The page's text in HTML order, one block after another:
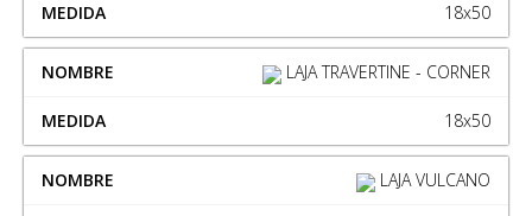
18x50
LAJA TRAVERTINE - CORNER
18x50
LAJA VULCANO